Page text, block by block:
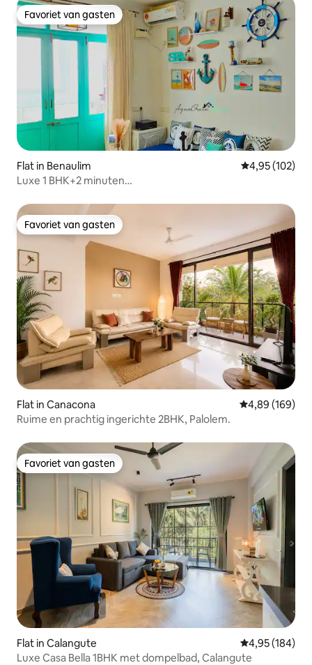
Favoriet van gasten
Favoriet van gasten
Flat in Benaulim Gemiddelde
4,95 (102)
Luxe 1 BHK+2 minuten
Favoriet van gasten
Favoriet van gasten
Flat in Canacona Gemiddelde
4,89 (169)
Ruime en prachtig ingerichte 2BHK, Palolem.
Favoriet van gasten
Favoriet van gasten
Flat in Calangute Gemiddelde
4,95 (184)
Luxe Casa Bella 1BHK met dompelbad, Calangute